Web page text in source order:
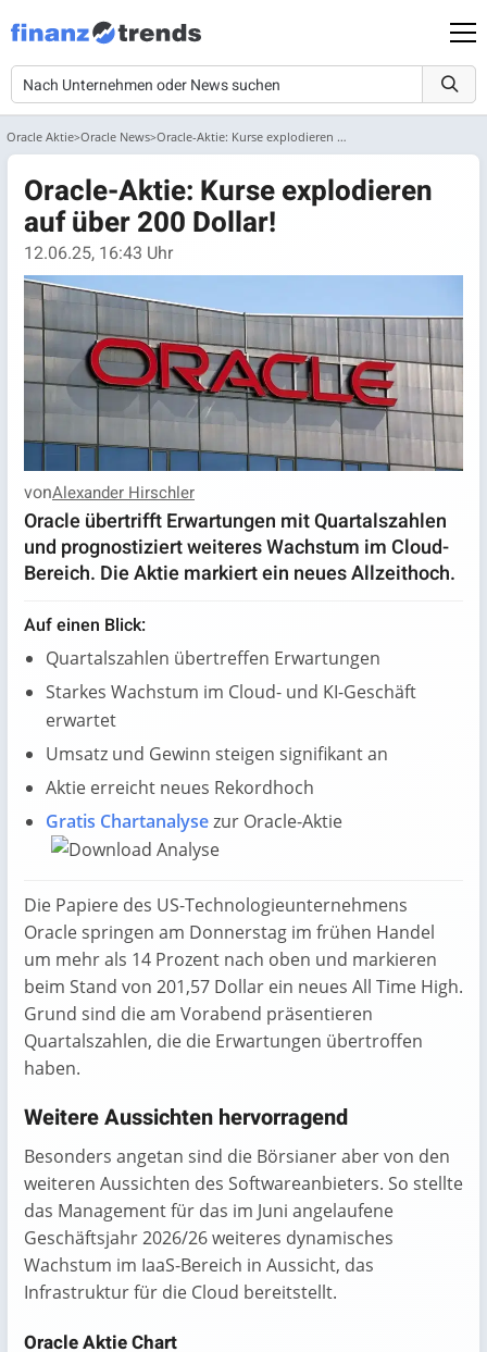
Oracle Aktie Oracle News Oracle-Aktie: Kurse explodieren auf über 200 Dollar!
Oracle-Aktie: Kurse explodieren
auf über 200 Dollar!
12.06.25, 16:43 Uhr
vonAlexander Hirschler
Oracle übertrifft Erwartungen mit Quartalszahlen
und prognostiziert weiteres Wachstum im Cloud-
Bereich. Die Aktie markiert ein neues Allzeithoch.
Auf einen Blick:
Quartalszahlen übertreffen Erwartungen
Starkes Wachstum im Cloud- und KI-Geschäft
erwartet
Umsatz und Gewinn steigen signifikant an
Aktie erreicht neues Rekordhoch
Gratis Chartanalysezur Oracle-Aktie
Die Papiere des US-Technologieunternehmens
Oracle springen am Donnerstag im frühen Handel
um mehr als 14 Prozent nach oben und markieren
beim Stand von 201,57 Dollar ein neues All Time High.
Grund sind die am Vorabend präsentieren
Quartalszahlen, die die Erwartungen übertroffen
haben.
Weitere Aussichten hervorragend
Besonders angetan sind die Börsianer aber von den
weiteren Aussichten des Softwareanbieters. So stellte
das Management für das im Juni angelaufene
Geschäftsjahr 2026/26 weiteres dynamisches
Wachstum im IaaS-Bereich in Aussicht, das
Infrastruktur für die Cloud bereitstellt.
Oracle Aktie Chart